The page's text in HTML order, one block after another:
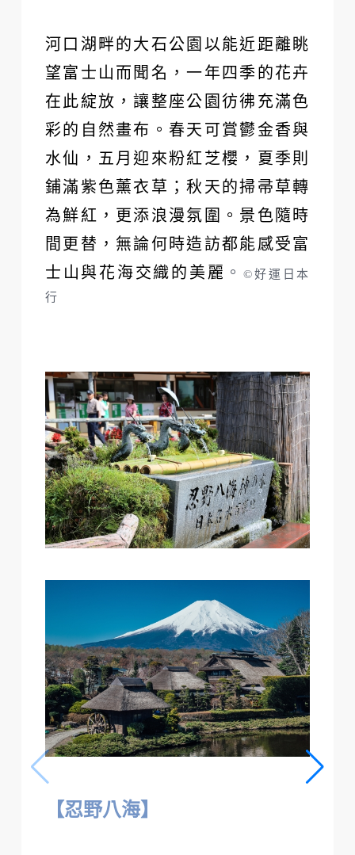
河口湖畔的大石公園以能近距離眺
望富士山而聞名，一年四季的花卉
在此綻放，讓整座公園彷彿充滿色
彩的自然畫布。春天可賞鬱金香與
水仙，五月迎來粉紅芝櫻，夏季則
鋪滿紫色薰衣草；秋天的掃帚草轉
為鮮紅，更添浪漫氛圍。景色隨時
間更替，無論何時造訪都能感受富
士山與花海交織的美麗 。©好運日本
行
【忍野八海】